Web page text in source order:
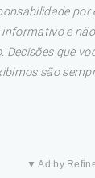
por
e
Decisões que
são
▼ Ad by